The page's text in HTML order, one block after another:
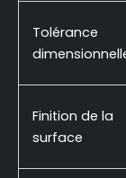
Tolérance
Finition de la
surface